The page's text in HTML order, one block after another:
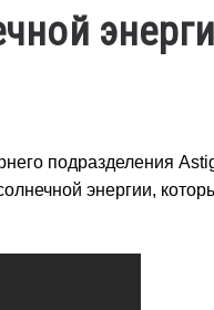
подразделения
энергии,